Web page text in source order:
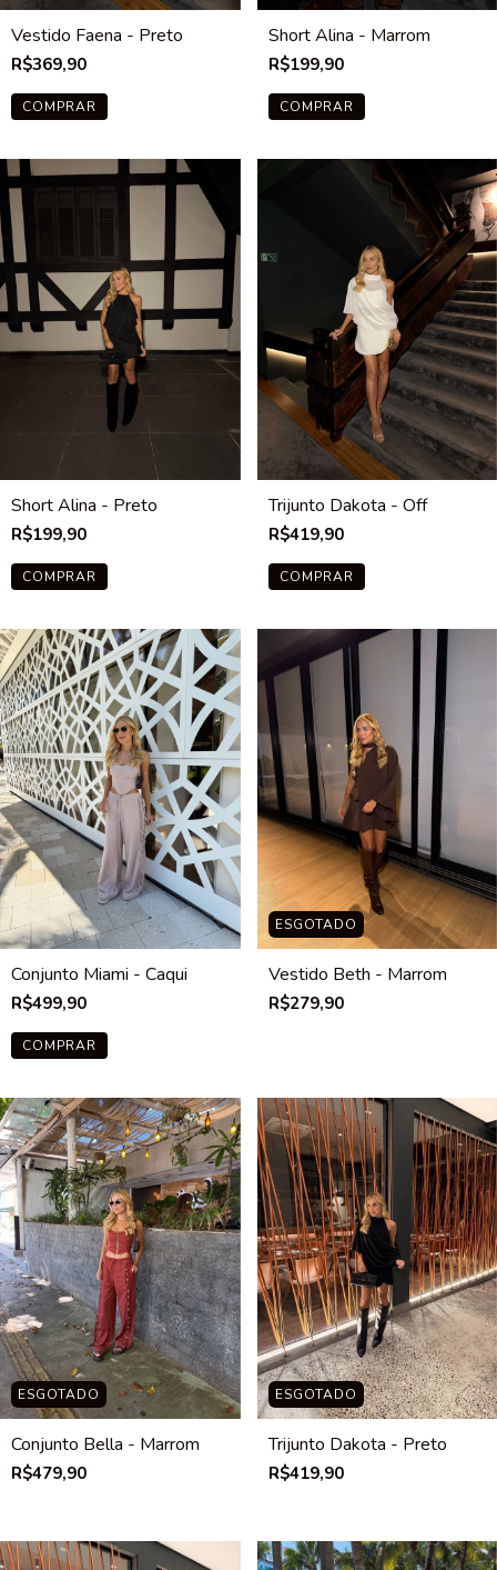
Vestido Faena - Preto
R$369,90
COMPRAR
Short Alina - Marrom
R$199,90
COMPRAR
Short Alina - Preto
R$199,90
COMPRAR
Trijunto Dakota - Off
R$419,90
COMPRAR
Conjunto Miami - Caqui
R$499,90
COMPRAR
ESGOTADO
Vestido Beth - Marrom
R$279,90
ESGOTADO
Conjunto Bella - Marrom
R$479,90
ESGOTADO
Trijunto Dakota - Preto
R$419,90